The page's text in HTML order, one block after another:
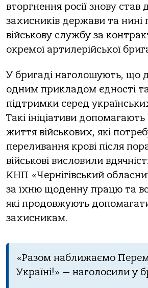
вторгнення росії знову став
захисників держави та нині
військову службу за
окремої артилерійської
У бригаді наголошують, що
одним прикладом єдності
підтримки серед
Такі ініціативи
життя військових, які
переливання крові після
військові висловили
КНП «Чернігівський
за їхню щоденну працю та
які продовжують
захисникам.
«Разом наближаємо
Україні!» — наголосили у